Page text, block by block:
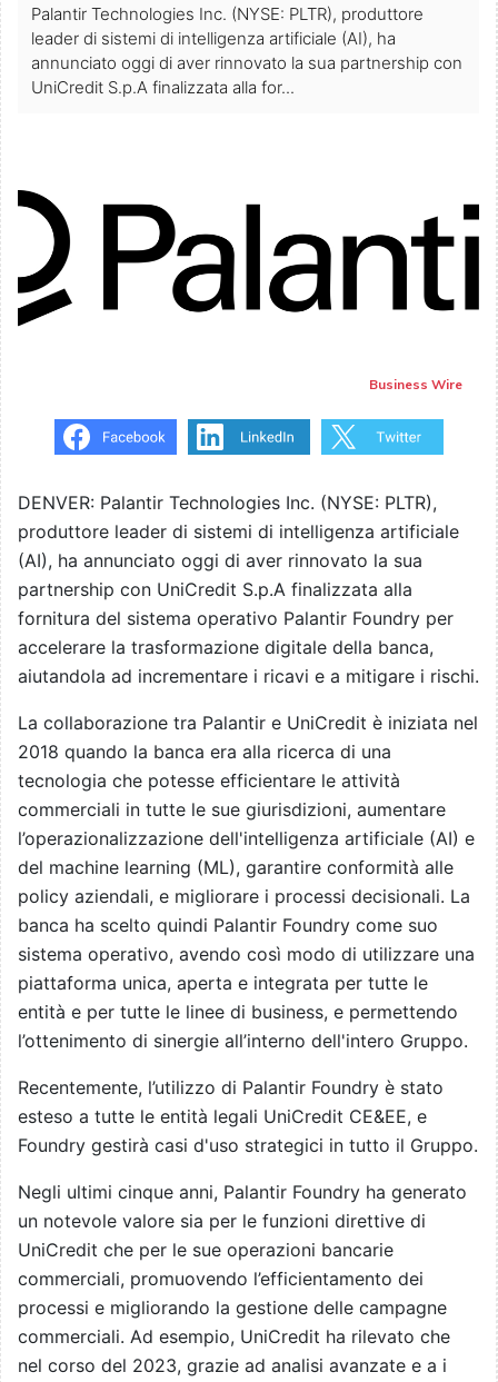
Palantir Technologies Inc. (NYSE: PLTR), produttore
leader di sistemi di intelligenza artificiale (AI), ha
annunciato oggi di aver rinnovato la sua partnership con
UniCredit S.p.A finalizzata alla for...
Business Wire
DENVER: Palantir Technologies Inc. (NYSE: PLTR),
produttore leader di sistemi di intelligenza artificiale
(AI), ha annunciato oggi di aver rinnovato la sua
partnership con UniCredit S.p.A finalizzata alla
fornitura del sistema operativo Palantir Foundry per
accelerare la trasformazione digitale della banca,
aiutandola ad incrementare i ricavi e a mitigare i rischi.
La collaborazione tra Palantir e UniCredit è iniziata nel
2018 quando la banca era alla ricerca di una
tecnologia che potesse efficientare le attività
commerciali in tutte le sue giurisdizioni, aumentare
l’operazionalizzazione dell'intelligenza artificiale (AI) e
del machine learning (ML), garantire conformità alle
policy aziendali, e migliorare i processi decisionali. La
banca ha scelto quindi Palantir Foundry come suo
sistema operativo, avendo così modo di utilizzare una
piattaforma unica, aperta e integrata per tutte le
entità e per tutte le linee di business, e permettendo
l’ottenimento di sinergie all’interno dell'intero Gruppo.
Recentemente, l’utilizzo di Palantir Foundry è stato
esteso a tutte le entità legali UniCredit CE&EE, e
Foundry gestirà casi d'uso strategici in tutto il Gruppo.
Negli ultimi cinque anni, Palantir Foundry ha generato
un notevole valore sia per le funzioni direttive di
UniCredit che per le sue operazioni bancarie
commerciali, promuovendo l’efficientamento dei
processi e migliorando la gestione delle campagne
commerciali. Ad esempio, UniCredit ha rilevato che
nel corso del 2023, grazie ad analisi avanzate e a i